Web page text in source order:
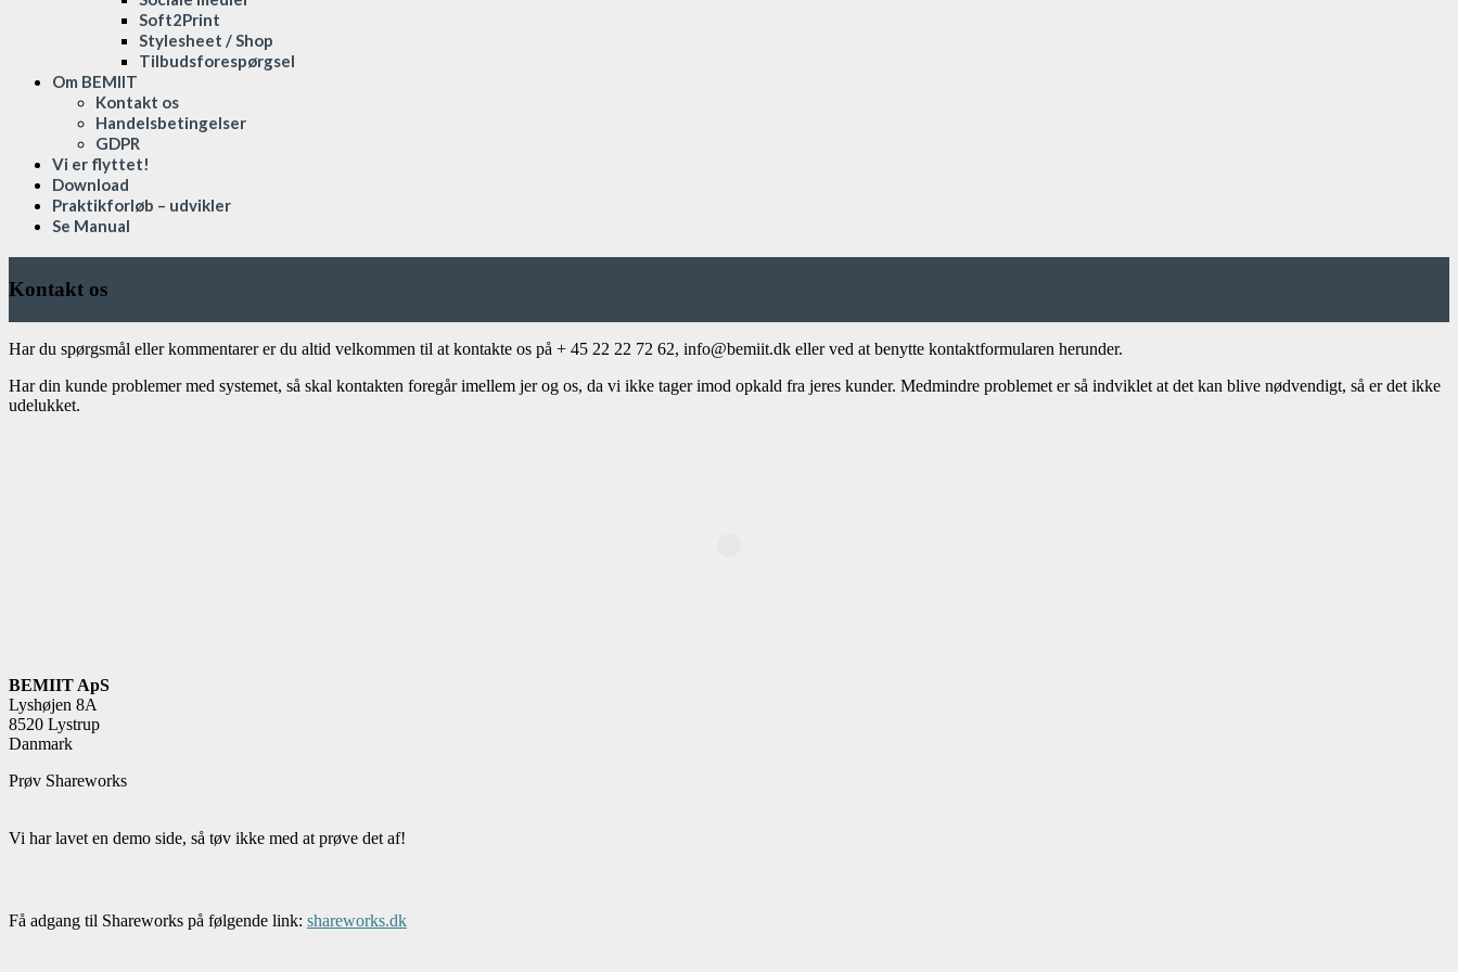
Soft2Print
Stylesheet / Shop
Tilbudsforespørgsel
Om BEMIIT
Kontakt os
Handelsbetingelser
GDPR
Vi er flyttet!
Download
Praktikforløb – udvikler
Se Manual
Kontakt os
Har du spørgsmål eller kommentarer er du altid velkommen til at kontakte os på + 45 22 22 72 62, info@bemiit.dk eller ved at benytte kontaktformularen herunder.
Har din kunde problemer med systemet, så skal kontakten foregår imellem jer og os, da vi ikke tager imod opkald fra jeres kunder. Medmindre problemet er så indviklet at det kan blive nødvendigt, så er det ikke
udelukket.
BEMIIT ApS
Lyshøjen 8A
8520 Lystrup
Danmark
Prøv Shareworks
Vi har lavet en demo side, så tøv ikke med at prøve det af!
Få adgang til Shareworks på følgende link: shareworks.dk